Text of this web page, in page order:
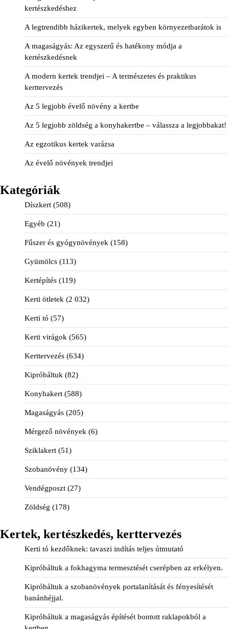
kertészkedéshez
A legtrendibb házikertek, melyek egyben környezetbarátok is
A magaságyás: Az egyszerű és hatékony módja a
kertészkedésnek
A modern kertek trendjei – A természetes és praktikus
kerttervezés
Az 5 legjobb évelő növény a kertbe
Az 5 legjobb zöldség a konyhakertbe – válassza a legjobbakat!
Az egzotikus kertek varázsa
Az évelő növények trendjei
Kategóriák
Díszkert (508)
Egyéb (21)
Fűszer és gyógynövények (158)
Gyümölcs (113)
Kertépítés (119)
Kerti ötletek (2 032)
Kerti tó (57)
Kerti virágok (565)
Kerttervezés (634)
Kipróbáltuk (82)
Konyhakert (588)
Magaságyás (205)
Mérgező növények (6)
Sziklakert (51)
Szobanövény (134)
Vendégposzt (27)
Zöldség (178)
Kertek, kertészkedés, kerttervezés
Kerti tó kezdőknek: tavaszi indítás teljes útmutató
Kipróbáltuk a fokhagyma termesztését cserépben az erkélyen.
Kipróbáltuk a szobanövények portalanítását és fényesítését
banánhéjjal.
Kipróbáltuk a magaságyás építését bontott raklapokból a